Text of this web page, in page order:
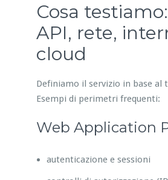
Cosa
API, rete,
cloud
Definiamo il servizio in base al
Esempi di perimetri frequenti:
Web Application
autenticazione e sessioni